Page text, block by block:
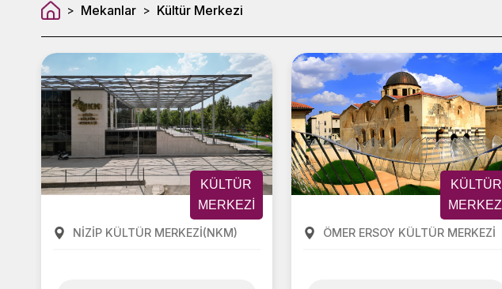
> Mekanlar > Kültür Merkezi
KÜLTÜR
MERKEZI
NİZİP KÜLTÜR MERKEZİ(NKM)
KÜLTÜR
MERKEZI
ÖMER ERSOY KÜLTÜR MERKEZİ